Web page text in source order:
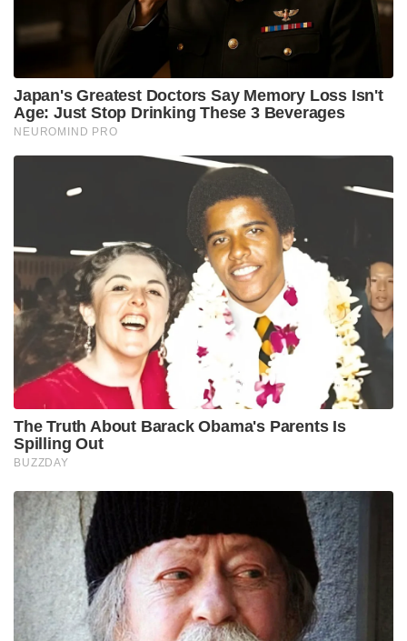
Japan's Greatest Doctors Say Memory Loss Isn't
Age: Just Stop Drinking These 3 Beverages
NEUROMIND PRO
The Truth About Barack Obama's Parents Is
Spilling Out
BUZZDAY